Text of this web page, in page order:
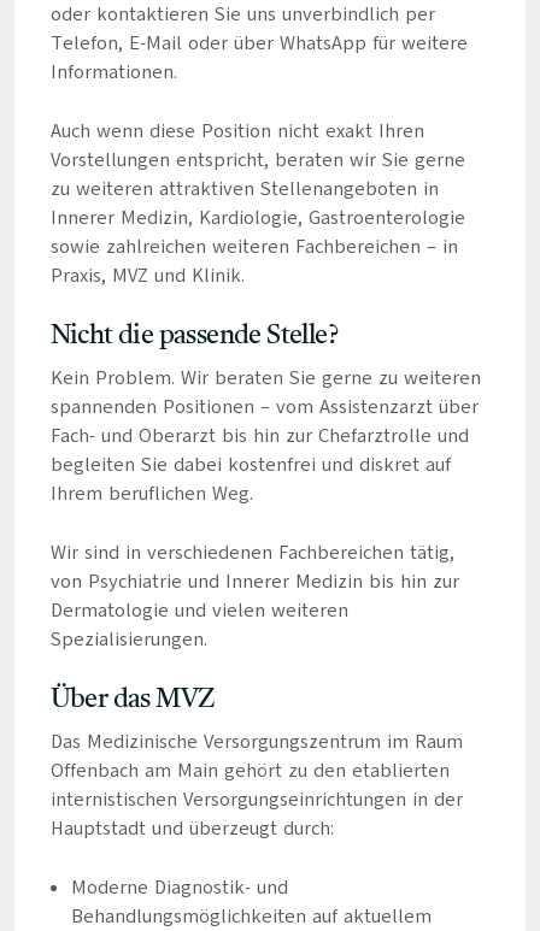
oder kontaktieren Sie uns unverbindlich per
Telefon, E-Mail oder über WhatsApp für weitere
Informationen.
Auch wenn diese Position nicht exakt Ihren
Vorstellungen entspricht, beraten wir Sie gerne
zu weiteren attraktiven Stellenangeboten in
Innerer Medizin, Kardiologie, Gastroenterologie
sowie zahlreichen weiteren Fachbereichen – in
Praxis, MVZ und Klinik.
Nicht die passende Stelle?
Kein Problem. Wir beraten Sie gerne zu weiteren
spannenden Positionen – vom Assistenzarzt über
Fach- und Oberarzt bis hin zur Chefarztrolle und
begleiten Sie dabei kostenfrei und diskret auf
Ihrem beruflichen Weg.
Wir sind in verschiedenen Fachbereichen tätig,
von Psychiatrie und Innerer Medizin bis hin zur
Dermatologie und vielen weiteren
Spezialisierungen.
Über das MVZ
Das Medizinische Versorgungszentrum im Raum
Offenbach am Main gehört zu den etablierten
internistischen Versorgungseinrichtungen in der
Hauptstadt und überzeugt durch:
Moderne Diagnostik- und
Behandlungsmöglichkeiten auf aktuellem